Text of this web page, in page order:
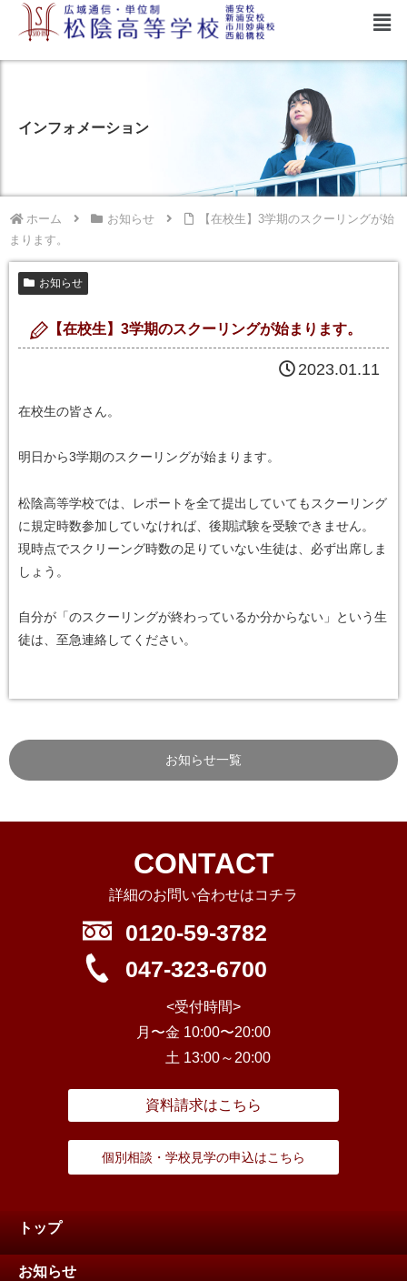
インフォメーション
ホーム お知らせ
【在校生】3学期のスクーリングが始
まります。
お知らせ
【在校生】3学期のスクーリングが始まります。
2023.01.11
在校生の皆さん。
明日から3学期のスクーリングが始まります。
松陰高等学校では、レポートを全て提出していてもスクーリング
に規定時数参加していなければ、後期試験を受験できません。
現時点でスクリーング時数の足りていない生徒は、必ず出席しま
しょう。
自分が「のスクーリングが終わっているか分からない」という生
徒は、至急連絡してください。
お知らせ一覧
CONTACT
詳細のお問い合わせはコチラ
0120-59-3782
047-323-6700
<受付時間>
月〜金 10:00〜20:00
土 13:00～20:00
資料請求はこちら
個別相談・学校見学の申込はこちら
トップ
お知らせ